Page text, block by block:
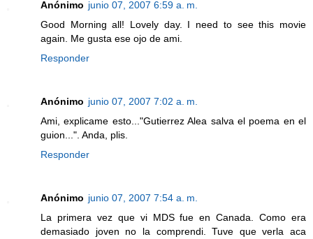
Anónimo junio 07, 2007 6:59 a. m.
Good Morning all! Lovely day. I need to see this movie
again. Me gusta ese ojo de ami.
Responder
Anónimo junio 07, 2007 7:02 a. m.
Ami, explicame esto..."Gutierrez Alea salva el poema en el
guion...". Anda, plis.
Responder
Anónimo junio 07, 2007 7:54 a. m.
La primera vez que vi MDS fue en Canada. Como era
demasiado joven no la comprendi. Tuve que verla aca